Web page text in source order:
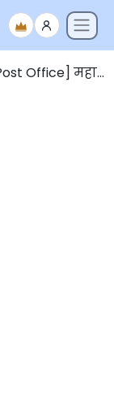
विविध पदांची परीक्षा प्रवेशपत्र